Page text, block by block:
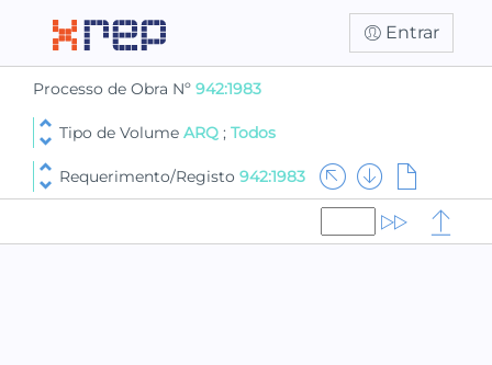
Entrar
Processo de Obra Nº 942:1983
Tipo de Volume ARQ ; Todos
Requerimento/Registo 942:1983